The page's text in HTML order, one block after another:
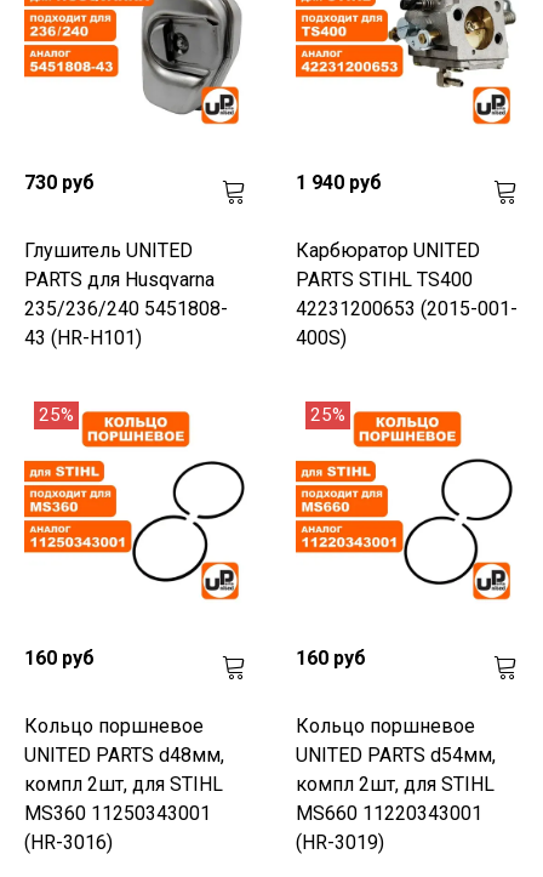
730 руб
Глушитель UNITED
PARTS для Husqvarna
235/236/240 5451808-
43 (HR-H101)
1 940 руб
Карбюратор UNITED
PARTS STIHL TS400
42231200653 (2015-001-
400S)
25%
160 руб
Кольцо поршневое
UNITED PARTS d48мм,
компл 2шт, для STIHL
MS360 11250343001
(HR-3016)
25%
160 руб
Кольцо поршневое
UNITED PARTS d54мм,
компл 2шт, для STIHL
MS660 11220343001
(HR-3019)